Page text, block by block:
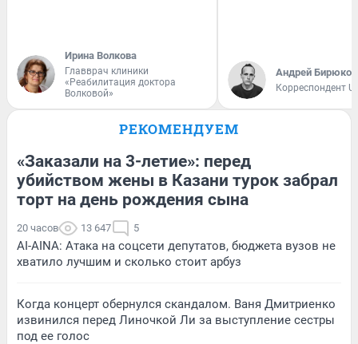
Ирина Волкова
Главврач клиники
«Реабилитация доктора
Волковой»
Андрей Бирюков
Корреспондент
РЕКОМЕНДУЕМ
«Заказали на 3-летие»: перед
убийством жены в Казани турок забрал
торт на день рождения сына
20 часов 13 647 5
AI-AINA: Атака на соцсети депутатов, бюджета вузов не
хватило лучшим и сколько стоит арбуз
Когда концерт обернулся скандалом. Ваня Дмитриенко
извинился перед Линочкой Ли за выступление сестры
под ее голос